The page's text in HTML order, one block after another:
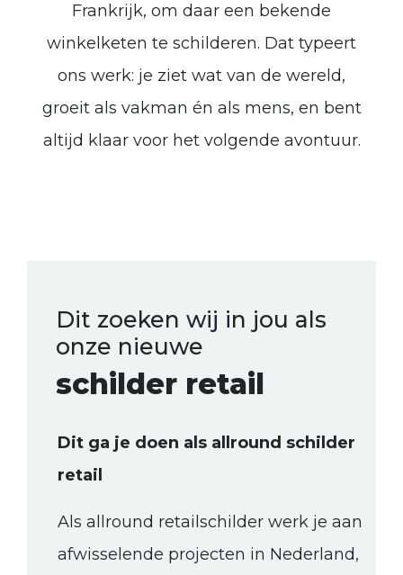
Frankrijk, om daar een bekende
winkelketen te schilderen. Dat typeert
ons werk: je ziet wat van de wereld,
groeit als vakman én als mens, en bent
altijd klaar voor het volgende avontuur.
Dit zoeken wij in jou als
onze nieuwe
schilder retail
Dit ga je doen als allround schilder
retail
Als allround retailschilder werk je aan
afwisselende projecten in Nederland,